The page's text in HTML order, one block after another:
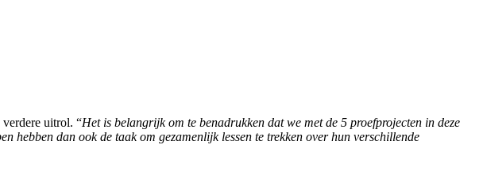
uitrol. “Het is belangrijk om te benadrukken dat we met de 5 proefprojecten in deze
hebben dan ook de taak om gezamenlijk lessen te trekken over hun verschillende